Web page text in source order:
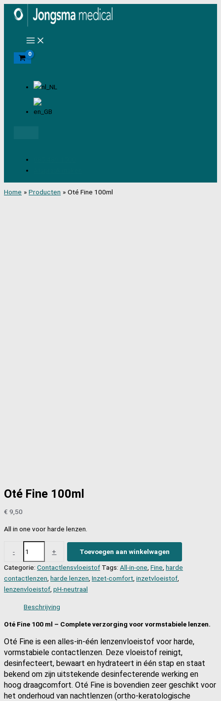
naar
Home Producten Oté Fine 100ml
Oté Fine 100ml
€ 9,50
All in one voor harde lenzen.
-
Fine
100ml
aantal
+
Toevoegen aan winkelwagen
Categorie: Contactlensvloeistof Tags: All-in-one Fine harde
contactlenzen harde lenzen Inzet-comfort inzetvloeistof
lenzenvloeistof pH-neutraal
Beschrijving
Oté Fine 100 ml – Complete verzorging voor vormstabiele lenzen.
Oté Fine is een alles-in-één lenzenvloeistof voor harde,
vormstabiele contactlenzen. Deze vloeistof reinigt,
desinfecteert, bewaart en hydrateert in één stap en staat
bekend om zijn uitstekende desinfecterende werking en
hoog draagcomfort. Oté Fine is bovendien zeer geschikt voor
het onderhoud van nachtlenzen (ortho-keratologische